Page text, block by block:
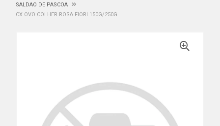
SALDAO DE PASCOA
CX OVO COLHER ROSA FIORI 150G/250G